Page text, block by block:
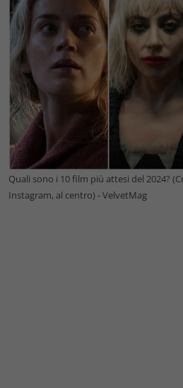
Quali sono i 10 film più attesi del 2024?
Instagram, al centro) - VelvetMag